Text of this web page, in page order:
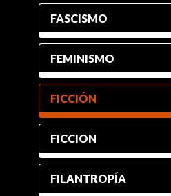
FASCISMO
FEMINISMO
FICCIÓN
FICCION
FILANTROPÍA